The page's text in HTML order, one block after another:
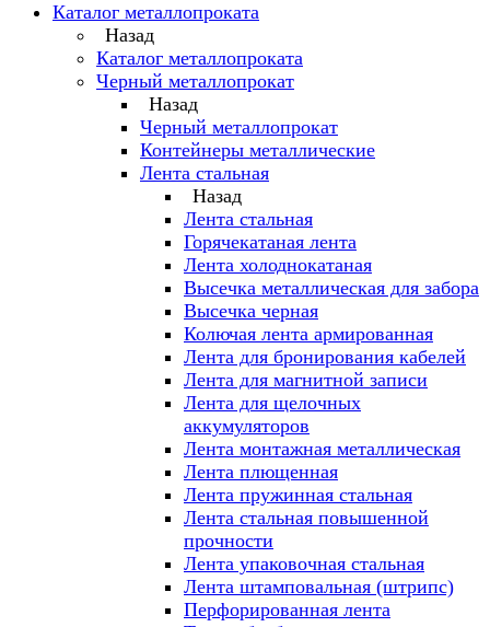
Каталог металлопроката
Назад
Каталог металлопроката
Черный металлопрокат
Назад
Черный металлопрокат
Контейнеры металлические
Лента стальная
Назад
Лента стальная
Горячекатаная лента
Лента холоднокатаная
Высечка металлическая для забора
Высечка черная
Колючая лента армированная
Лента для бронирования кабелей
Лента для магнитной записи
Лента для щелочных
аккумуляторов
Лента монтажная металлическая
Лента плющенная
Лента пружинная стальная
Лента стальная повышенной
прочности
Лента упаковочная стальная
Лента штамповальная (штрипс)
Перфорированная лента